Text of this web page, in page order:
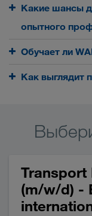
Какие шансы
опытного
Обучает ли
Как выглядит
Transport
(m/w/d) -